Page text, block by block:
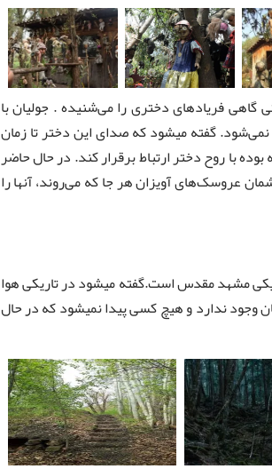
فریادهای دختری را می‌شنیده . جولیان با
گفته میشود که صدای این دختر تا زمان
با روح دختر ارتباط برقرار کند. در حال حاضر
عروسک‌های آویزان هر جا که می‌روند، آنها را
مشهد مقدس است.گفته میشود در تاریکی هوا
ندارد و هیچ کسی پیدا نمیشود که در حال